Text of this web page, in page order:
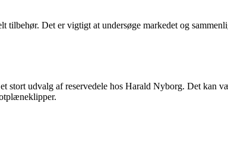
Det er vigtigt at undersøge markedet og
udvalg af reservedele hos Harald Nyborg. Det kan